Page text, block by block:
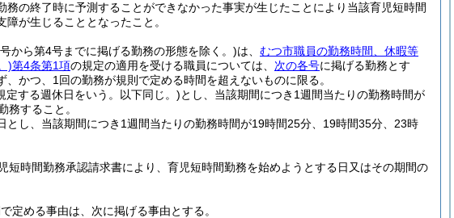
の終了時に予測することができなかった事実が生じたことにより当該育児短時間
が生じることとなったこと。
から第4号までに掲げる勤務の形態を除く。)は、 むつ市職員の勤務時間、休暇等
)第4条第1項の規定の適用を受ける職員については、 次の各号に掲げる勤務とす
かつ、1回の勤務が規則で定める時間を超えないものに限る。
定する週休日をいう。以下同じ。)とし、当該期間につき1週間当たりの勤務時間が
すること。
し、当該期間につき1週間当たりの勤務時間が19時間25分、19時間35分、23時
時間勤務承認請求書により、育児短時間勤務を始めようとする日又はその期間の
定める事由は、次に掲げる事由とする。